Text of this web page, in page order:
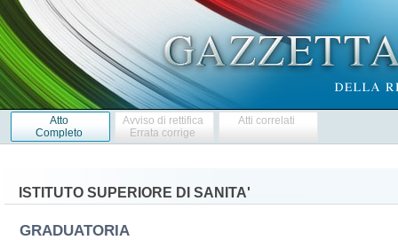
Atto
Completo
Avviso di rettifica
Errata corrige
Atti correlati
ISTITUTO SUPERIORE DI SANITA'
GRADUATORIA